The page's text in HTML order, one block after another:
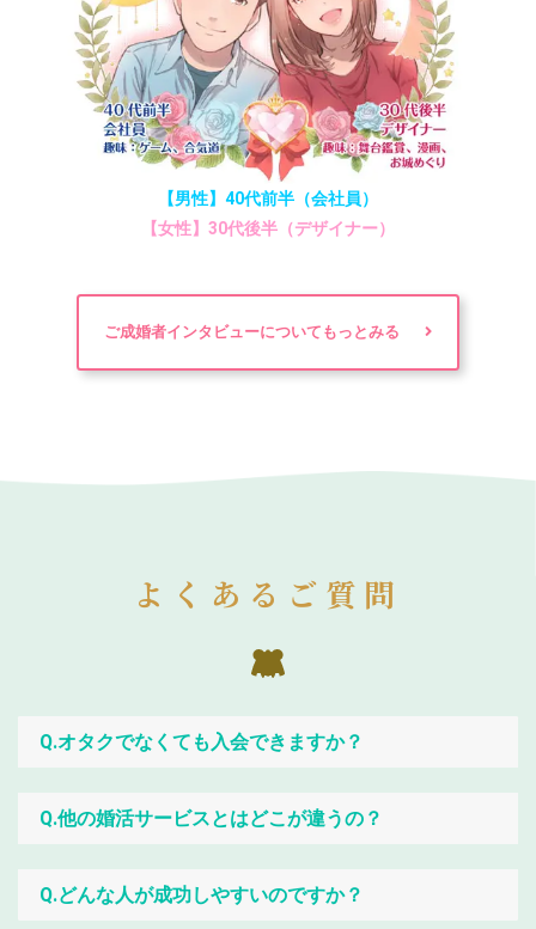
【男性】40代前半（会社員）
【女性】30代後半（デザイナー）
ご成婚者インタビューについてもっとみる
よくあるご質問
Q.オタクでなくても入会できますか？
Q.他の婚活サービスとはどこが違うの？
Q.どんな人が成功しやすいのですか？